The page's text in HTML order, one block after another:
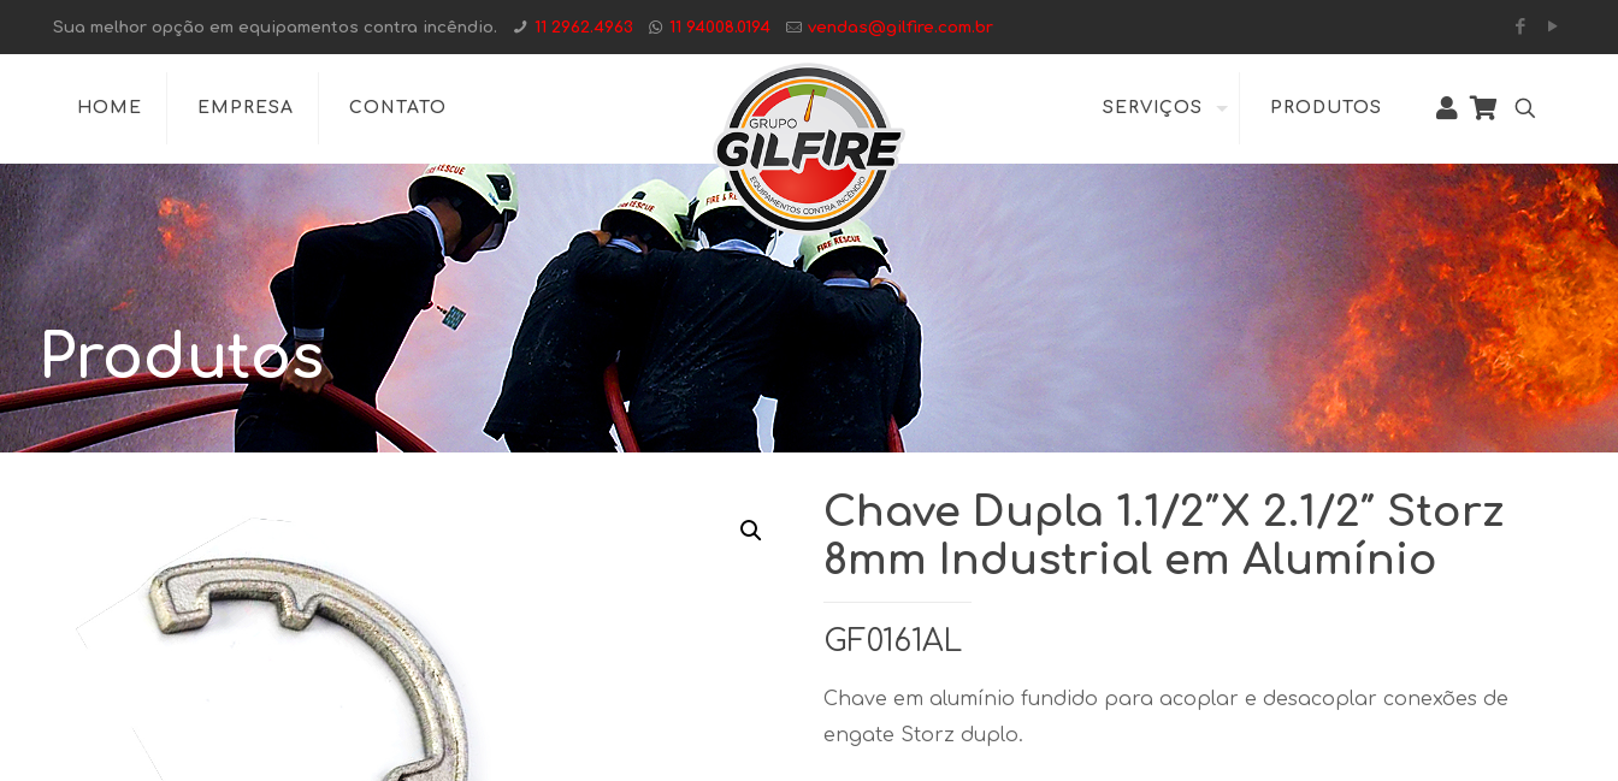
Sua melhor opção em equipamentos contra incêndio. 11 2962.4963 11 94008.0194 vendas@gilfire.com.br
HOME EMPRESA CONTATO SERVIÇOS PRODUTOS
Produtos
Chave Dupla 1.1/2″X 2.1/2″ Storz
8mm Industrial em Alumínio
GF0161AL
Chave em alumínio fundido para acoplar e desacoplar conexões de
engate Storz duplo.